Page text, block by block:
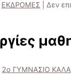
ΕΚΔΡΟΜΕΣ Δεν
2ο ΓΥΜΝΑΣΙΟ